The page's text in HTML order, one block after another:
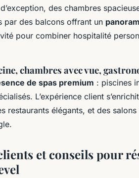
des chambres
par des balcons offrant un
pour combiner hospitalité
chambres avec vue,
de spas premium : piscines
L’expérience client
restaurants élégants, et des
et conseils pour